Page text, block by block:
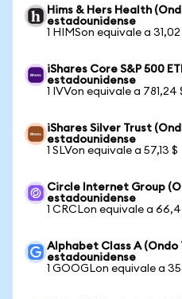
Hims & Hers Health
estadounidense
1 HIMSon equivale a 31,02
iShares Core S&P 500
estadounidense
1 IVVon equivale a 781,24
iShares Silver Trust
estadounidense
1 SLVon equivale a 57,13 $
Circle Internet Group
estadounidense
1 CRCLon equivale a
Alphabet Class A (Ondo
estadounidense
1 GOOGLon equivale a